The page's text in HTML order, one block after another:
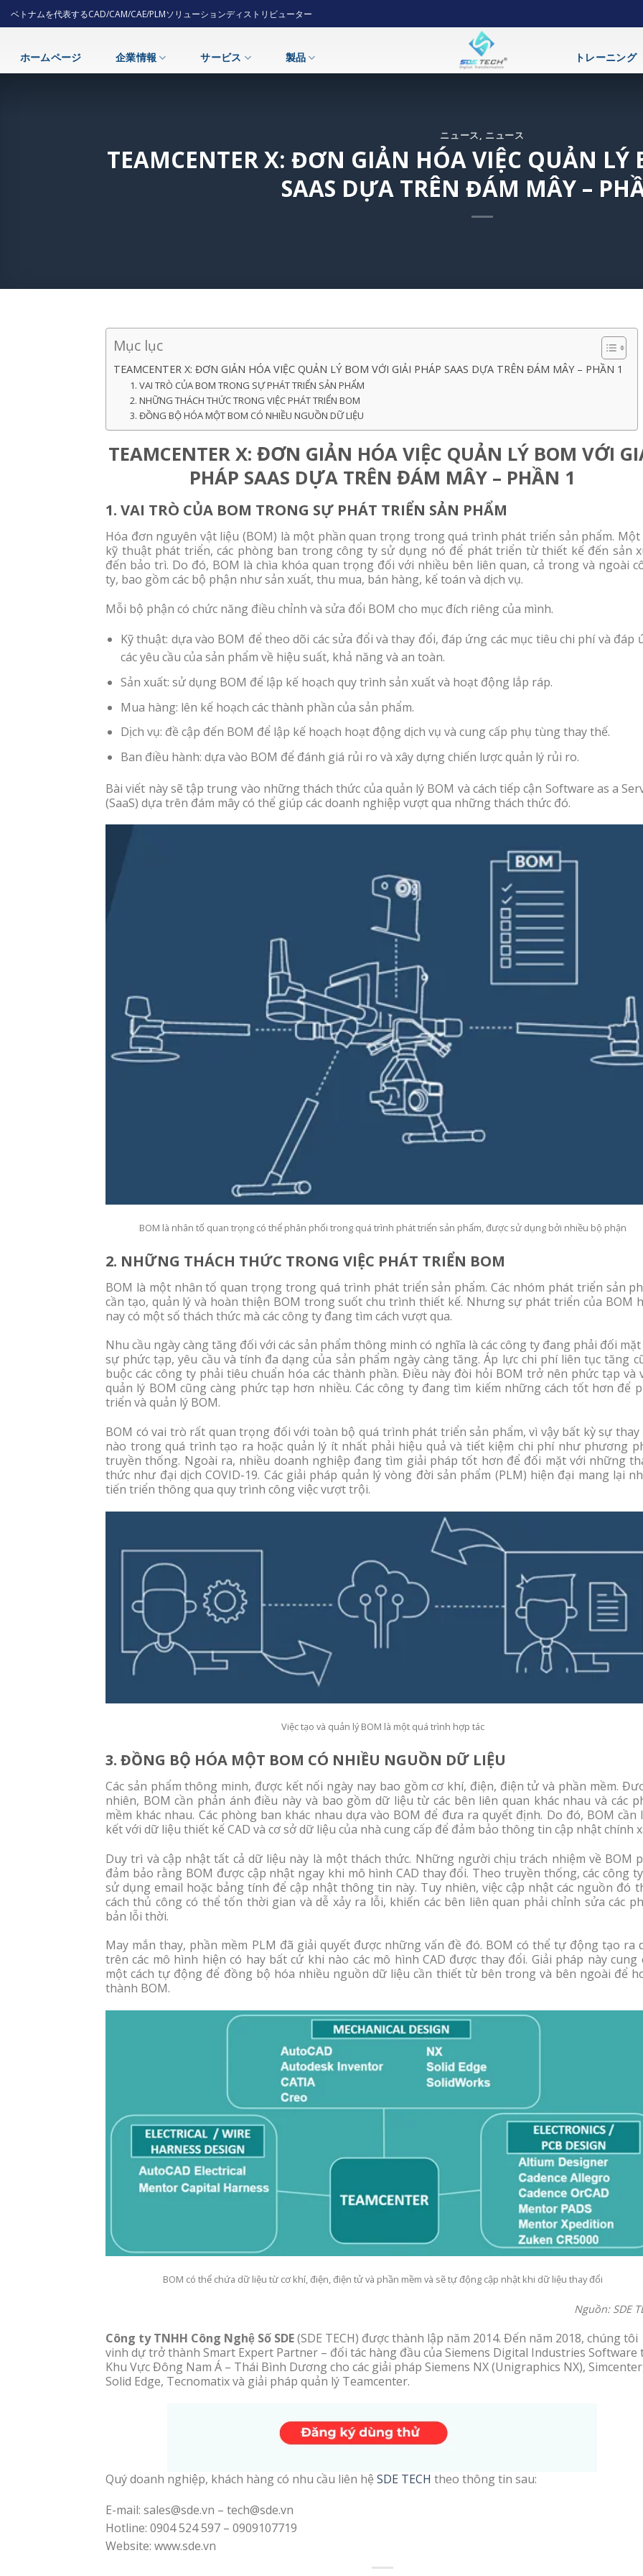
Skip
to
ベトナムを代表するCAD/CAM/CAE/PLMソリューションディストリビューター
ホームページ 企業情報 サービス 製品 トレーニング
ニュース, ニュース
TEAMCENTER X: ĐƠN GIẢN HÓA VIỆC QUẢN
SAAS DỰA TRÊN ĐÁM MÂY –
Mục lục
TEAMCENTER X: ĐƠN GIẢN HÓA VIỆC QUẢN LÝ BOM VỚI GIẢI PHÁP SAAS DỰA TRÊN ĐÁM MÂY – PHẦN 1
1. VAI TRÒ CỦA BOM TRONG SỰ PHÁT TRIỂN SẢN PHẨM
2. NHỮNG THÁCH THỨC TRONG VIỆC PHÁT TRIỂN BOM
3. ĐỒNG BỘ HÓA MỘT BOM CÓ NHIỀU NGUỒN DỮ LIỆU
TEAMCENTER X: ĐƠN GIẢN HÓA VIỆC QUẢN LÝ BOM VỚI
PHÁP SAAS DỰA TRÊN ĐÁM MÂY – PHẦN 1
1. VAI TRÒ CỦA BOM TRONG SỰ PHÁT TRIỂN SẢN PHẨM
Hóa đơn nguyên vật liệu (BOM) là một phần quan trọng trong quá trình phát triển sản phẩm.
kỹ thuật phát triển, các phòng ban trong công ty sử dụng nó để phát triển từ thiết kế đến sản
đến bảo trì. Do đó, BOM là chìa khóa quan trọng đối với nhiều bên liên quan, cả trong và ngoài
ty, bao gồm các bộ phận như sản xuất, thu mua, bán hàng, kế toán và dịch vụ.
Mỗi bộ phận có chức năng điều chỉnh và sửa đổi BOM cho mục đích riêng của mình.
Kỹ thuật: dựa vào BOM để theo dõi các sửa đổi và thay đổi, đáp ứng các mục tiêu chi phí và đáp
các yêu cầu của sản phẩm về hiệu suất, khả năng và an toàn.
Sản xuất: sử dụng BOM để lập kế hoạch quy trình sản xuất và hoạt động lắp ráp.
Mua hàng: lên kế hoạch các thành phần của sản phẩm.
Dịch vụ: đề cập đến BOM để lập kế hoạch hoạt động dịch vụ và cung cấp phụ tùng thay thế.
Ban điều hành: dựa vào BOM để đánh giá rủi ro và xây dựng chiến lược quản lý rủi ro.
Bài viết này sẽ tập trung vào những thách thức của quản lý BOM và cách tiếp cận Software as a
(SaaS) dựa trên đám mây có thể giúp các doanh nghiệp vượt qua những thách thức đó.
BOM là nhân tố quan trọng có thể phân phối trong quá trình phát triển sản phẩm, được sử dụng bởi nhiều bộ phận
2. NHỮNG THÁCH THỨC TRONG VIỆC PHÁT TRIỂN BOM
BOM là một nhân tố quan trọng trong quá trình phát triển sản phẩm. Các nhóm phát triển sản
cần tạo, quản lý và hoàn thiện BOM trong suốt chu trình thiết kế. Nhưng sự phát triển của BOM
nay có một số thách thức mà các công ty đang tìm cách vượt qua.
Nhu cầu ngày càng tăng đối với các sản phẩm thông minh có nghĩa là các công ty đang phải đối
sự phức tạp, yêu cầu và tính đa dạng của sản phẩm ngày càng tăng. Áp lực chi phí liên tục tăng
buộc các công ty phải tiêu chuẩn hóa các thành phần. Điều này đòi hỏi BOM trở nên phức tạp và
quản lý BOM cũng càng phức tạp hơn nhiều. Các công ty đang tìm kiếm những cách tốt hơn để
triển và quản lý BOM.
BOM có vai trò rất quan trọng đối với toàn bộ quá trình phát triển sản phẩm, vì vậy bất kỳ sự thay
nào trong quá trình tạo ra hoặc quản lý ít nhất phải hiệu quả và tiết kiệm chi phí như phương
truyền thống. Ngoài ra, nhiều doanh nghiệp đang tìm giải pháp tốt hơn để đối mặt với những
thức như đại dịch COVID-19. Các giải pháp quản lý vòng đời sản phẩm (PLM) hiện đại mang lại
tiến triển thông qua quy trình công việc vượt trội.
Việc tạo và quản lý BOM là một quá trình hợp tác
3. ĐỒNG BỘ HÓA MỘT BOM CÓ NHIỀU NGUỒN DỮ LIỆU
Các sản phẩm thông minh, được kết nối ngày nay bao gồm cơ khí, điện, điện tử và phần mềm.
nhiên, BOM cần phản ánh điều này và bao gồm dữ liệu từ các bên liên quan khác nhau và các
mềm khác nhau. Các phòng ban khác nhau dựa vào BOM để đưa ra quyết định. Do đó, BOM cần
kết với dữ liệu thiết kế CAD và cơ sở dữ liệu của nhà cung cấp để đảm bảo thông tin cập nhật chính
Duy trì và cập nhật tất cả dữ liệu này là một thách thức. Những người chịu trách nhiệm về BOM
đảm bảo rằng BOM được cập nhật ngay khi mô hình CAD thay đổi. Theo truyền thống, các công
sử dụng email hoặc bảng tính để cập nhật thông tin này. Tuy nhiên, việc cập nhật các nguồn đó
cách thủ công có thể tốn thời gian và dễ xảy ra lỗi, khiến các bên liên quan phải chỉnh sửa các
bản lỗi thời.
May mắn thay, phần mềm PLM đã giải quyết được những vấn đề đó. BOM có thể tự động tạo ra
trên các mô hình hiện có hay bất cứ khi nào các mô hình CAD được thay đổi. Giải pháp này cung
một cách tự động để đồng bộ hóa nhiều nguồn dữ liệu cần thiết từ bên trong và bên ngoài để
thành BOM.
BOM có thể chứa dữ liệu từ cơ khí, điện, điện tử và phần mềm và sẽ tự động cập nhật khi dữ liệu thay đổi
Nguồn: SDE
Công ty TNHH Công Nghệ Số SDE(SDE TECH) được thành lập năm 2014. Đến năm 2018, chúng tôi
vinh dự trở thành Smart Expert Partner – đối tác hàng đầu của Siemens Digital Industries Software
Khu Vực Đông Nam Á – Thái Bình Dương cho các giải pháp Siemens NX (Unigraphics NX),
Solid Edge, Tecnomatix và giải pháp quản lý Teamcenter.
Quý doanh nghiệp, khách hàng có nhu cầu liên hệ SDE TECH theo thông tin sau:
E-mail: sales@sde.vn – tech@sde.vn
Hotline: 0904 524 597 – 0909107719
Website: www.sde.vn